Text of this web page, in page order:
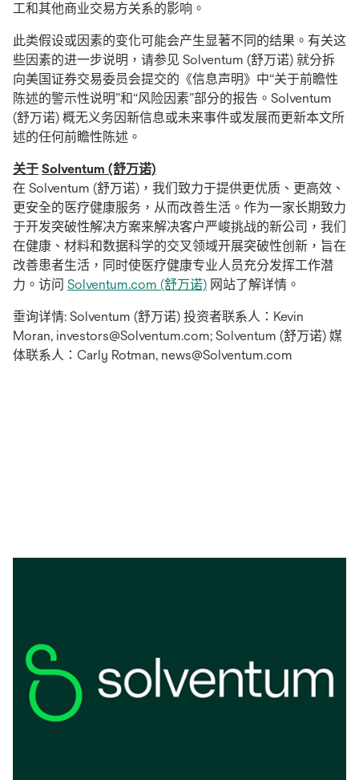
工和其他商业交易方关系的影响。
此类假设或因素的变化可能会产生显著不同的结果。有关这
些因素的进一步说明，请参见 Solventum (舒万诺) 就分拆
向美国证券交易委员会提交的《信息声明》中“关于前瞻性
陈述的警示性说明”和“风险因素”部分的报告。Solventum
(舒万诺) 概无义务因新信息或未来事件或发展而更新本文所
述的任何前瞻性陈述。
关于 Solventum (舒万诺)
在 Solventum (舒万诺)，我们致力于提供更优质、更高效、
更安全的医疗健康服务，从而改善生活。作为一家长期致力
于开发突破性解决方案来解决客户严峻挑战的新公司，我们
在健康、材料和数据科学的交叉领域开展突破性创新，旨在
改善患者生活，同时使医疗健康专业人员充分发挥工作潜
力。访问 Solventum.com (舒万诺) 网站了解详情。
垂询详情: Solventum (舒万诺) 投资者联系人：Kevin
Moran, investors@Solventum.com; Solventum (舒万诺) 媒
体联系人：Carly Rotman, news@Solventum.com